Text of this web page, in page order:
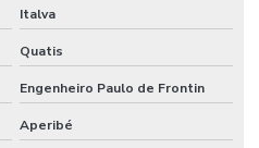
Industriais
Italva
Quatis
Engenheiro Paulo de Frontin
Aperibé